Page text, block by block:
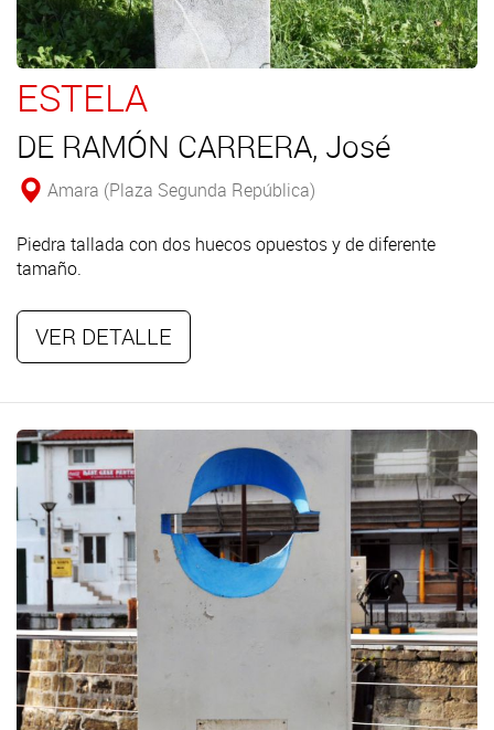
ESTELA
DE RAMÓN CARRERA, José
Amara (Plaza Segunda República)
Piedra tallada con dos huecos opuestos y de diferente
tamaño.
VER DETALLE